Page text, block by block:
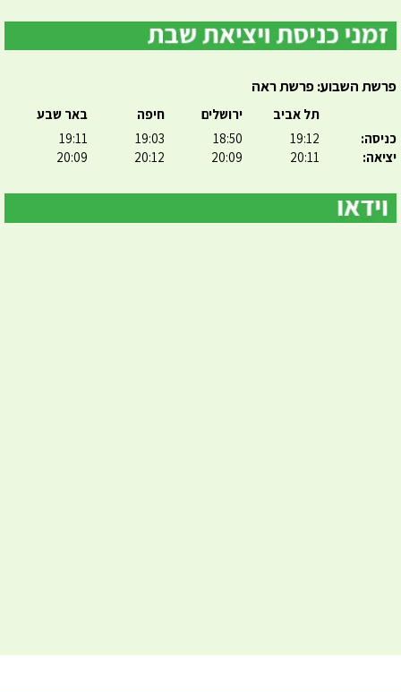
פרשת השבוע: פרשת ראה
כניסה:
יציאה:
תל אביב
19:12
20:11
ירושלים
18:50
20:09
חיפה
19:03
20:12
באר שבע
19:11
20:09